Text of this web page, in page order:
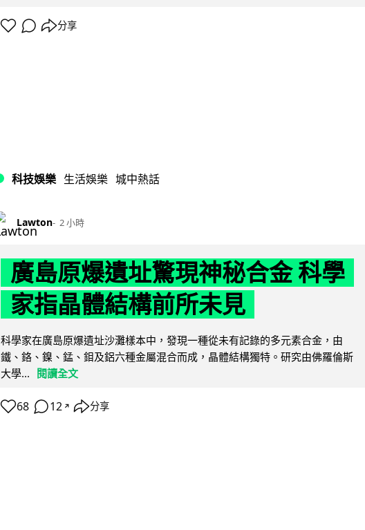
分享
科技娛樂 生活娛樂 城中熱話
Lawton 2 小時
廣島原爆遺址驚現神秘合金 科學
家指晶體結構前所未見
科學家在廣島原爆遺址沙灘樣本中，發現一種從未有記錄的多元素合金，由
鐵、鉻、鎳、錳、鉬及鋁六種金屬混合而成，晶體結構獨特。研究由佛羅倫斯
大學... 閱讀全文
68 12 ↗ 分享